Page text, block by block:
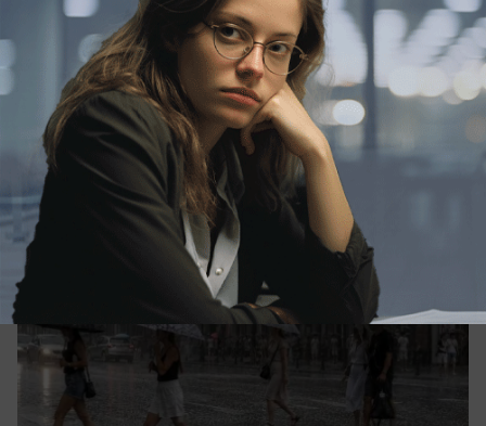
Общество
Адская жара, ливни и град: погода
сойдет с ума на Кубани
Экстремальная жара и сильные ливни
ожидаются в Краснодарском крае